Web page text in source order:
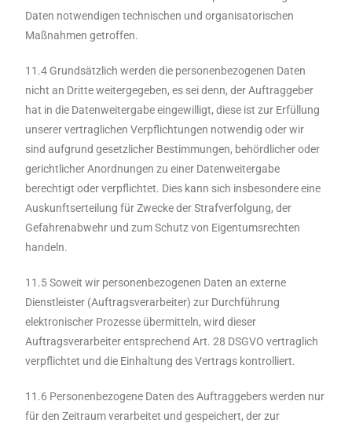
Daten notwendigen technischen und organisatorischen
Maßnahmen getroffen.
11.4 Grundsätzlich werden die personenbezogenen Daten
nicht an Dritte weitergegeben, es sei denn, der Auftraggeber
hat in die Datenweitergabe eingewilligt, diese ist zur Erfüllung
unserer vertraglichen Verpflichtungen notwendig oder wir
sind aufgrund gesetzlicher Bestimmungen, behördlicher oder
gerichtlicher Anordnungen zu einer Datenweitergabe
berechtigt oder verpflichtet. Dies kann sich insbesondere eine
Auskunftserteilung für Zwecke der Strafverfolgung, der
Gefahrenabwehr und zum Schutz von Eigentumsrechten
handeln.
11.5 Soweit wir personenbezogenen Daten an externe
Dienstleister (Auftragsverarbeiter) zur Durchführung
elektronischer Prozesse übermitteln, wird dieser
Auftragsverarbeiter entsprechend Art. 28 DSGVO vertraglich
verpflichtet und die Einhaltung des Vertrags kontrolliert.
11.6 Personenbezogene Daten des Auftraggebers werden nur
für den Zeitraum verarbeitet und gespeichert, der zur